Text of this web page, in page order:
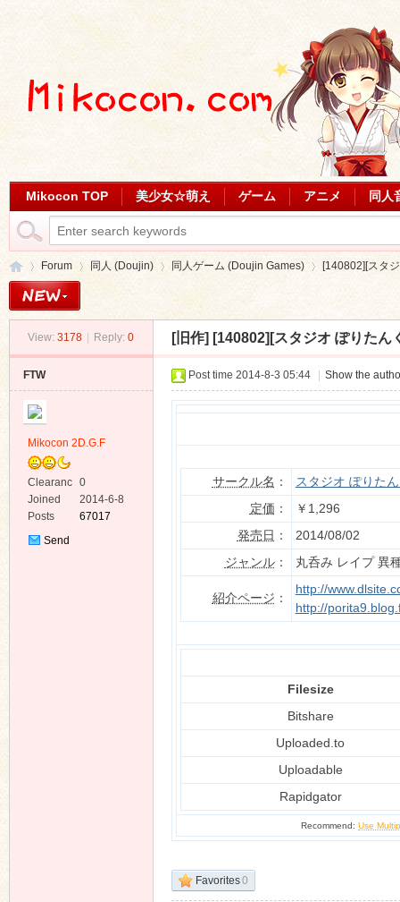
Mikocon TOP 美少女☆萌え ゲーム アニメ 同人
Forum
›
同人 (Doujin) 同人ゲーム (Doujin Games)
›
[140802][スタ
View: 3178 Reply: 0 [旧作] [140802][スタジオ ぽりた
FTW
Mikocon 2D.G.F
Clearanc
e
0
Joined
2014-6-8
Posts
67017
Send
Post time 2014-8-3 05:44 Show the
サークル名 ：
スタジオ ぽりた
定価 ：
￥1,296
発売日 ：
2014/08/02
ジャンル： 丸呑み レイプ 異
紹介ページ ：
http://
http://
Filesize
Bitshare
Uploaded.to
Uploadable
Rapidgator
Recommend:Use
Favorites0